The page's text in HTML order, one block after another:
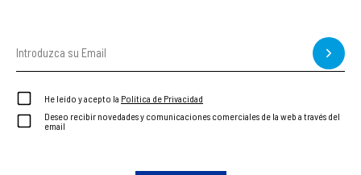
He leído y acepto la Política de Privacidad
Deseo recibir novedades y comunicaciones comerciales de la web a través del
email